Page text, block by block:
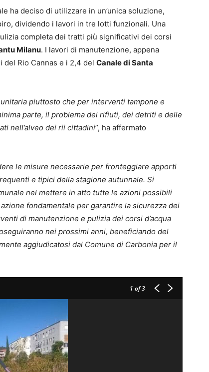
ha deciso di utilizzare in un’unica soluzione,
dividendo i lavori in tre lotti funzionali. Una
completa dei tratti più significativi dei corsi
Milanu. I lavori di manutenzione, appena
Rio Cannas e i 2,4 del Canale di Santa
piuttosto che per interventi tampone e
parte, il problema dei rifiuti, dei detriti e delle
nell’alveo dei rii cittadini”, ha affermato
le misure necessarie per fronteggiare apporti
e tipici della stagione autunnale. Si
nel mettere in atto tutte le azioni possibili
fondamentale per garantire la sicurezza dei
di manutenzione e pulizia dei corsi d’acqua
nei prossimi anni, beneficiando del
aggiudicatosi dal Comune di Carbonia per il
1 of 3